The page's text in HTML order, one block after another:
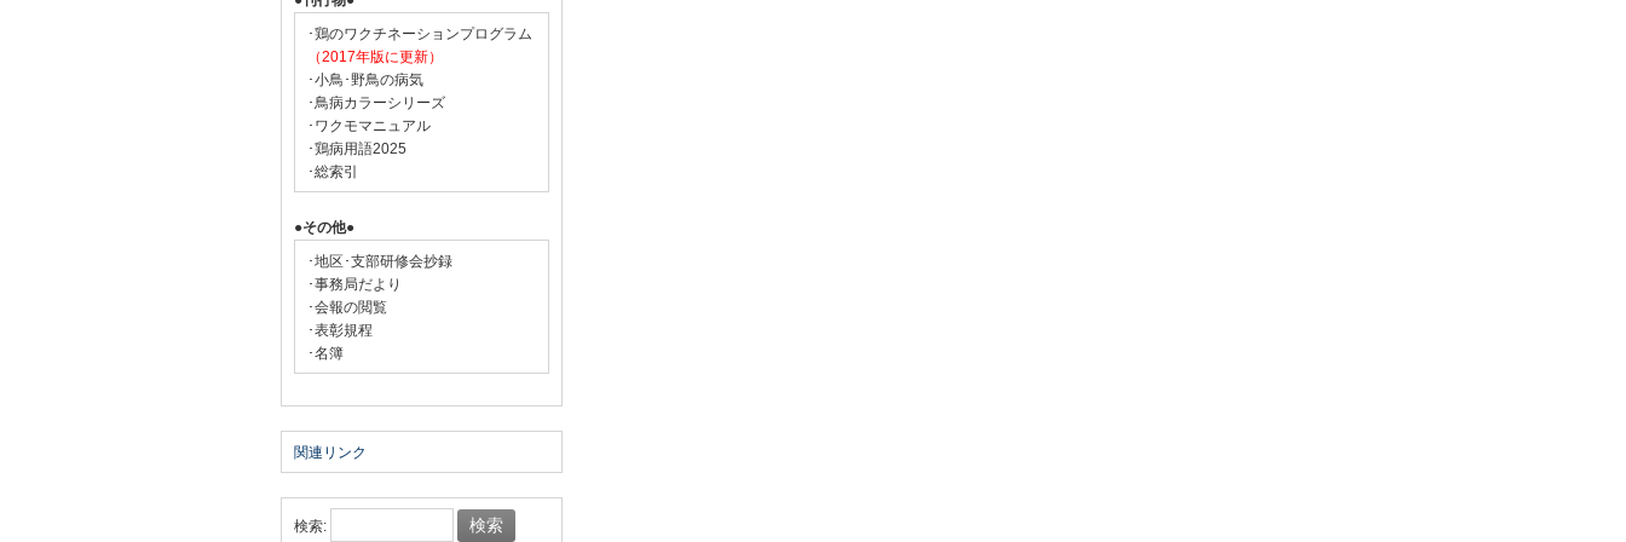
･鶏のワクチネーションプログラム
（2017年版に更新）
･小鳥･野鳥の病気
･鳥病カラーシリーズ
･ワクモマニュアル
･鶏病用語2025
･総索引
●その他●
･地区･支部研修会抄録
･事務局だより
･会報の閲覧
･表彰規程
･名簿
関連リンク
検索: